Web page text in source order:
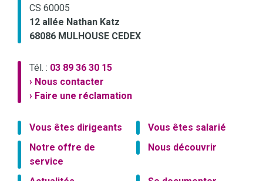
CS 60005
12 allée Nathan Katz
68086 MULHOUSE CEDEX
Tél. : 03 89 36 30 15
› Nous contacter
› Faire une réclamation
Vous êtes dirigeants
Vous êtes salarié
Notre offre de
service
Nous découvrir